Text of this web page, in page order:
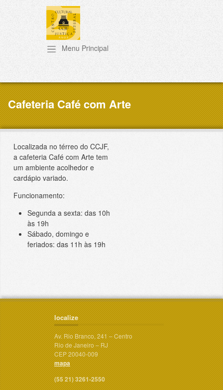
Pular para o conteúdo principal
Cafeteria Café com Arte
Localizada no térreo do CCJF,
a cafeteria Café com Arte tem
um ambiente acolhedor e
cardápio variado.
Funcionamento:
Segunda a sexta: das 10h
às 19h
Sábado, domingo e
feriados: das 11h às 19h
localize
Av. Rio Branco, 241 – Centro
Rio de Janeiro – RJ
CEP 20040-009
mapa
(55 21) 3261-2550